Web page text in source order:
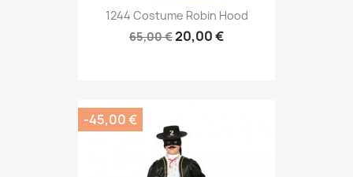
1244 Costume Robin Hood
65,00 €20,00 €
-45,00 €